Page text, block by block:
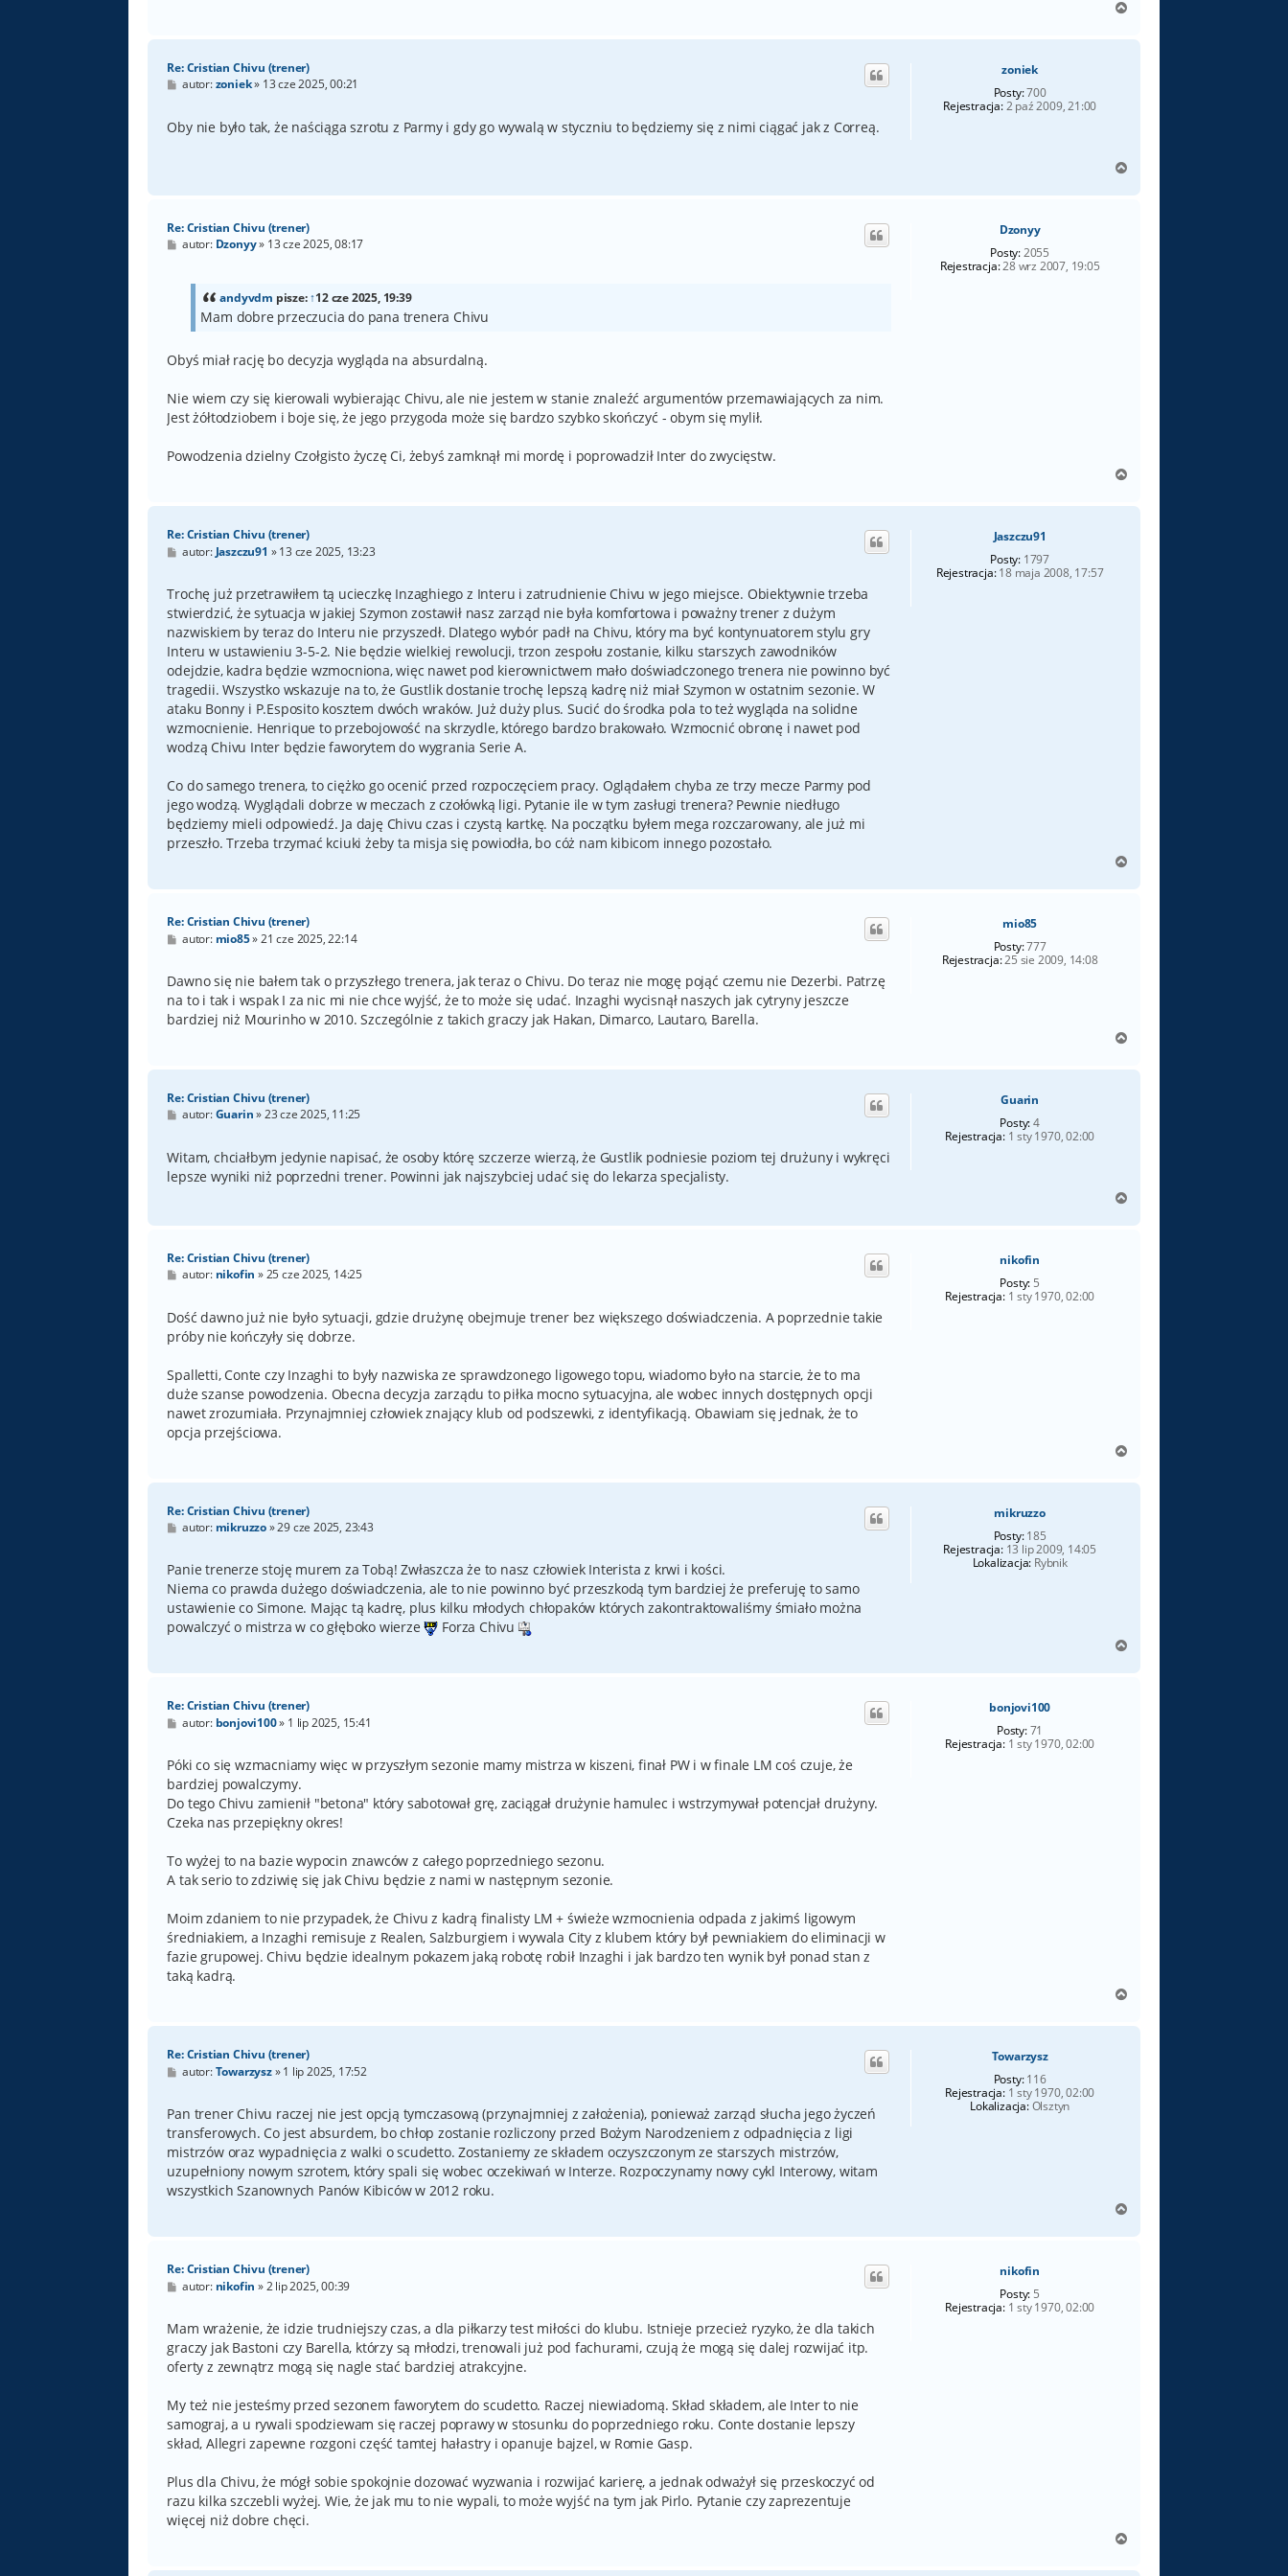
g
zoniek
Posty:700
Rejestracja:2 paź 2009, 21:00
Re: Cristian Chivu (trener)
P
t
autor:zoniek» 13 cze 2025, 00:21
Oby nie było tak, że naściąga szrotu z Parmy i gdy go wywalą w styczniu to będziemy się z nimi ciągać jak z Correą.
g
Dzonyy
Posty:2055
Rejestracja:28 wrz 2007, 19:05
Re: Cristian Chivu (trener)
Pautor: Dzonyy» 13 cze 2025, 08:17
andyvdm pisze:↑12 cze 2025, 19:39
Mam dobre przeczucia do pana trenera Chivu
Obyś miał rację bo decyzja wygląda na absurdalną.
Nie wiem czy się kierowali wybierając Chivu, ale nie jestem w stanie znaleźć argumentów przemawiających za nim.
Jest żółtodziobem i boje się, że jego przygoda może się bardzo szybko skończyć - obym się mylił.
Powodzenia dzielny Czołgisto życzę Ci, żebyś zamknął mi mordę i poprowadził Inter do zwycięstw.
g
Jaszczu91
Posty: 1797
Rejestracja:18 maja 2008, 17:57
Re: Cristian Chivu (trener)
P
t
autor: Jaszczu91 »13 cze 2025, 13:23
Trochę już przetrawiłem tą ucieczkę Inzaghiego z Interu i zatrudnienie Chivu w jego miejsce. Obiektywnie trzeba
stwierdzić, że sytuacja w jakiej Szymon zostawił nasz zarząd nie była komfortowa i poważny trener z dużym
nazwiskiem by teraz do Interu nie przyszedł. Dlatego wybór padł na Chivu, który ma być kontynuatorem stylu gry
Interu w ustawieniu 3-5-2. Nie będzie wielkiej rewolucji, trzon zespołu zostanie, kilku starszych zawodników
odejdzie, kadra będzie wzmocniona, więc nawet pod kierownictwem mało doświadczonego trenera nie powinno być
tragedii. Wszystko wskazuje na to, że Gustlik dostanie trochę lepszą kadrę niż miał Szymon w ostatnim sezonie. W
ataku Bonny i P.Esposito kosztem dwóch wraków. Już duży plus. Sucić do środka pola to też wygląda na solidne
wzmocnienie. Henrique to przebojowość na skrzydle, którego bardzo brakowało. Wzmocnić obronę i nawet pod
wodzą Chivu Inter będzie faworytem do wygrania Serie A.
Co do samego trenera, to ciężko go ocenić przed rozpoczęciem pracy. Oglądałem chyba ze trzy mecze Parmy pod
jego wodzą. Wyglądali dobrze w meczach z czołówką ligi. Pytanie ile w tym zasługi trenera? Pewnie niedługo
będziemy mieli odpowiedź. Ja daję Chivu czas i czystą kartkę. Na początku byłem mega rozczarowany, ale już mi
przeszło. Trzeba trzymać kciuki żeby ta misja się powiodła, bo cóż nam kibicom innego pozostało.
g
mio85
Posty:777
Rejestracja:25 sie 2009, 14:08
Re: Cristian Chivu (trener)
P
t
autor: mio85»21 cze 2025, 22:14
Dawno się nie bałem tak o przyszłego trenera, jak teraz o Chivu. Do teraz nie mogę pojąć czemu nie Dezerbi. Patrzę
na to i tak i wspak I za nic mi nie chce wyjść, że to może się udać. Inzaghi wycisnął naszych jak cytryny jeszcze
bardziej niż Mourinho w 2010. Szczególnie z takich graczy jak Hakan, Dimarco, Lautaro, Barella.
g
Guarin
Posty:4
Rejestracja:1 sty 1970, 02:00
Re: Cristian Chivu (trener)
P
t
autor:Guarin»23 cze 2025, 11:25
Witam, chciałbym jedynie napisać, że osoby którę szczerze wierzą, że Gustlik podniesie poziom tej drużuny i wykręci
lepsze wyniki niż poprzedni trener. Powinni jak najszybciej udać się do lekarza specjalisty.
g
nikofin
Posty: 5
Rejestracja:1 sty 1970, 02:00
Re: Cristian Chivu (trener)
P
t
autor: nikofin »25 cze 2025, 14:25
Dość dawno już nie było sytuacji, gdzie drużynę obejmuje trener bez większego doświadczenia. A poprzednie takie
próby nie kończyły się dobrze.
Spalletti, Conte czy Inzaghi to były nazwiska ze sprawdzonego ligowego topu, wiadomo było na starcie, że to ma
duże szanse powodzenia. Obecna decyzja zarządu to piłka mocno sytuacyjna, ale wobec innych dostępnych opcji
nawet zrozumiała. Przynajmniej człowiek znający klub od podszewki, z identyfikacją. Obawiam się jednak, że to
opcja przejściowa.
g
mikruzzo
Posty:185
Rejestracja:13 lip 2009, 14:05
Lokalizacja: Rybnik
Re: Cristian Chivu (trener)
P
t
autor: mikruzzo»29 cze 2025, 23:43
Panie trenerze stoję murem za Tobą! Zwłaszcza że to nasz człowiek Interista z krwi i kości.
Niema co prawda dużego doświadczenia, ale to nie powinno być przeszkodą tym bardziej że preferuję to samo
ustawienie co Simone. Mając tą kadrę, plus kilku młodych chłopaków których zakontraktowaliśmy śmiało można
powalczyć o mistrza w co głęboko wierze
Forza Chivu
g
bonjovi100
Posty:71
Rejestracja:1 sty 1970, 02:00
Re: Cristian Chivu (trener)
P
t
autor: bonjovi100» 1 lip 2025, 15:41
Póki co się wzmacniamy więc w przyszłym sezonie mamy mistrza w kiszeni, finał PW i w finale LM coś czuje, że
bardziej powalczymy.
Do tego Chivu zamienił "betona" który sabotował grę, zaciągał drużynie hamulec i wstrzymywał potencjał drużyny.
Czeka nas przepiękny okres!
To wyżej to na bazie wypocin znawców z całego poprzedniego sezonu.
A tak serio to zdziwię się jak Chivu będzie z nami w następnym sezonie.
Moim zdaniem to nie przypadek, że Chivu z kadrą finalisty LM + świeże wzmocnienia odpada z jakimś ligowym
średniakiem, a Inzaghi remisuje z Realen, Salzburgiem i wywala City z klubem który był pewniakiem do eliminacji w
fazie grupowej. Chivu będzie idealnym pokazem jaką robotę robił Inzaghi i jak bardzo ten wynik był ponad stan z
taką kadrą.
g
Towarzysz
Posty:116
Rejestracja:1 sty 1970, 02:00
Lokalizacja:Olsztyn
Re: Cristian Chivu (trener)
P
t
autor:Towarzysz»1 lip 2025, 17:52
Pan trener Chivu raczej nie jest opcją tymczasową (przynajmniej z założenia), ponieważ zarząd słucha jego życzeń
transferowych. Co jest absurdem, bo chłop zostanie rozliczony przed Bożym Narodzeniem z odpadnięcia z ligi
mistrzów oraz wypadnięcia z walki o scudetto. Zostaniemy ze składem oczyszczonym ze starszych mistrzów,
uzupełniony nowym szrotem, który spali się wobec oczekiwań w Interze. Rozpoczynamy nowy cykl Interowy, witam
wszystkich Szanownych Panów Kibiców w 2012 roku.
g
nikofin
Posty: 5
Rejestracja:1 sty 1970, 02:00
Re: Cristian Chivu (trener)
P
t
autor: nikofin »2 lip 2025, 00:39
Mam wrażenie, że idzie trudniejszy czas, a dla piłkarzy test miłości do klubu. Istnieje przecież ryzyko, że dla takich
graczy jak Bastoni czy Barella, którzy są młodzi, trenowali już pod fachurami, czują że mogą się dalej rozwijać itp.
oferty z zewnątrz mogą się nagle stać bardziej atrakcyjne.
My też nie jesteśmy przed sezonem faworytem do scudetto. Raczej niewiadomą. Skład składem, ale Inter to nie
samograj, a u rywali spodziewam się raczej poprawy w stosunku do poprzedniego roku. Conte dostanie lepszy
skład, Allegri zapewne rozgoni część tamtej hałastry i opanuje bajzel, w Romie Gasp.
Plus dla Chivu, że mógł sobie spokojnie dozować wyzwania i rozwijać karierę, a jednak odważył się przeskoczyć od
razu kilka szczebli wyżej. Wie, że jak mu to nie wypali, to może wyjść na tym jak Pirlo. Pytanie czy zaprezentuje
więcej niż dobre chęci.
g